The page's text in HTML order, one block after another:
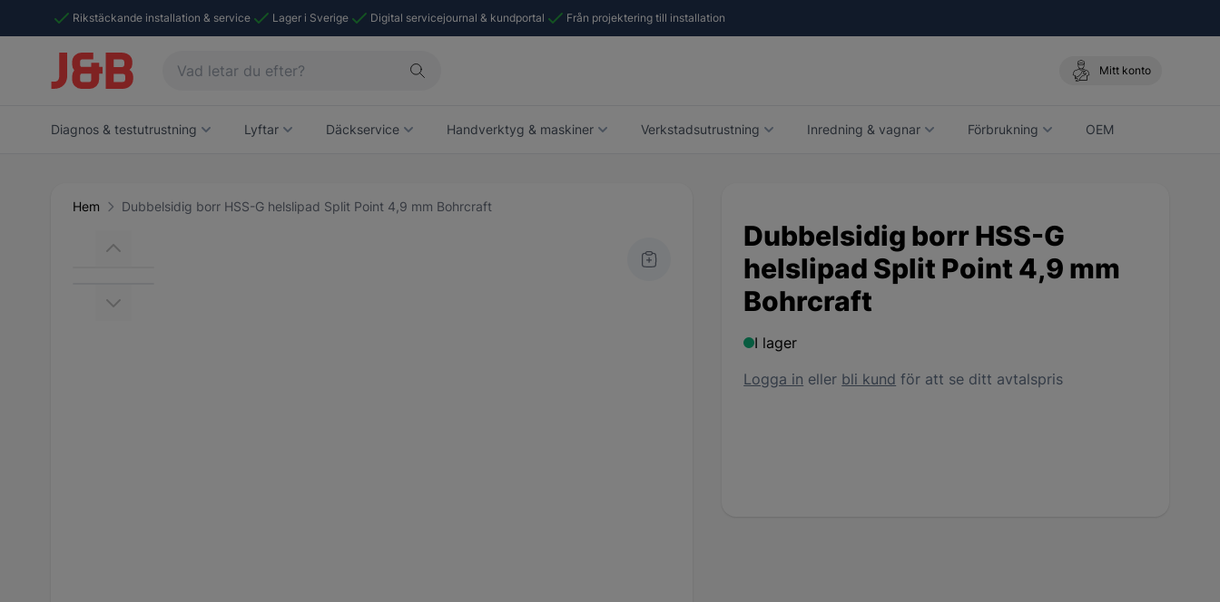
Rikstäckande installation & service Lager i Sverige Digital servicejournal & kundportal Från projektering till installation
Mitt konto
Diagnos & testutrustning Lyftar Däckservice Handverktyg & maskiner Verkstadsutrustning Inredning & vagnar Förbrukning OEM
Hem Dubbelsidig borr HSS-G helslipad Split Point 4,9 mm Bohrcraft
Dubbelsidig borr HSS-G
helslipad Split Point 4,9 mm
Bohrcraft
I lager
Logga in eller bli kund för att se ditt avtalspris